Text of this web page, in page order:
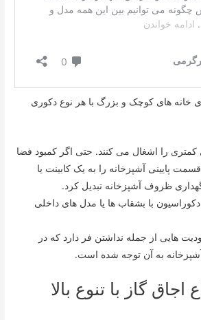
خانه های کوچک و بزرگ با هر نوع دکوری
را اشغال می کنند. حتی اگر کمبود فضا
پایینی آشپزخانه را به یک کابینت یا
ظروف آشپزخانه تبدیل کرد.
با بشقاب ها یا مدل های داخلی
هایی از جمله نداشتن فر دارد که در
به آن توجه شده است.
اجاق گاز با تنوع بالا